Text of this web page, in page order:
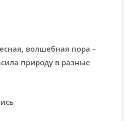
волшебная пора –
природу в разные